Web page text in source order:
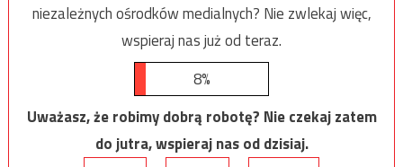
niezależnych ośrodków medialnych? Nie zwlekaj więc,
wspieraj nas już od teraz.
8%
Uważasz, że robimy dobrą robotę? Nie czekaj zatem
do jutra, wspieraj nas od dzisiaj.